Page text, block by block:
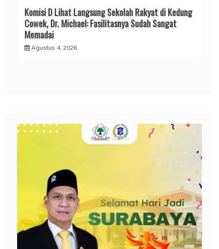
Komisi D Lihat Langsung Sekolah Rakyat di Kedung
Cowek, Dr. Michael: Fasilitasnya Sudah Sangat
Memadai
Agustus 4, 2026